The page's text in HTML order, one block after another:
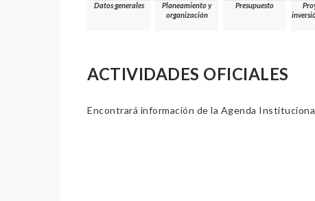
Datos generales
Planeamiento y
organización
Presupuesto
ACTIVIDADES OFICIALES
Encontrará información de la Agenda